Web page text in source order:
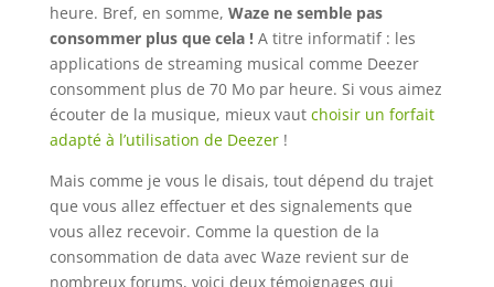
heure. Bref, en somme, Waze ne semble pas
consommer plus que cela !A titre informatif : les
applications de streaming musical comme Deezer
consomment plus de 70 Mo par heure. Si vous aimez
écouter de la musique, mieux vaut choisir un forfait
adapté à l’utilisation de Deezer!
Mais comme je vous le disais, tout dépend du trajet
que vous allez effectuer et des signalements que
vous allez recevoir. Comme la question de la
consommation de data avec Waze revient sur de
nombreux forums, voici deux témoignages qui